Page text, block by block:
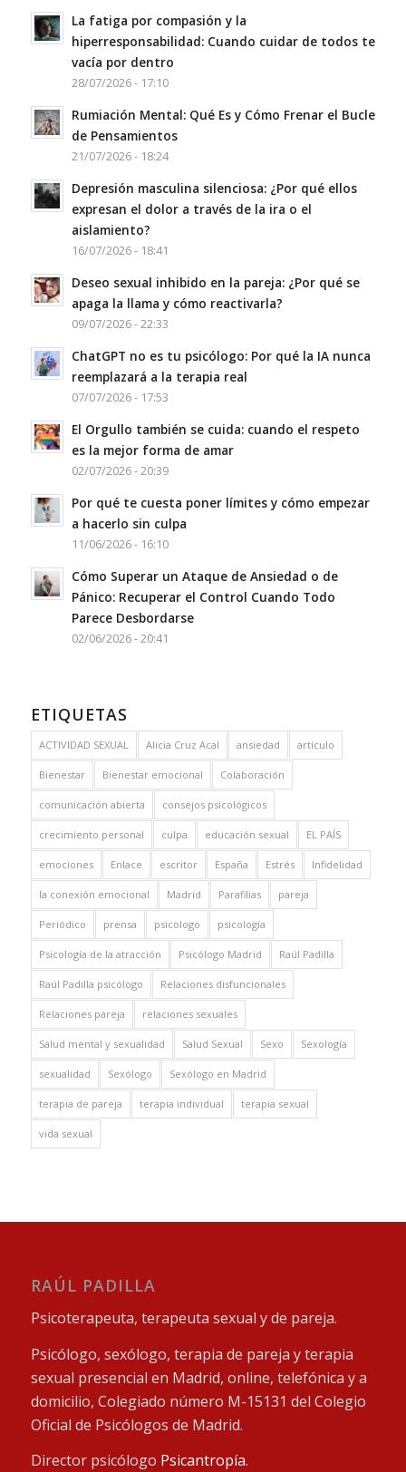
La fatiga por compasión y la
hiperresponsabilidad: Cuando cuidar de todos te
vacía por dentro
28/07/2026 - 17:10
Rumiación Mental: Qué Es y Cómo Frenar el Bucle
de Pensamientos
21/07/2026 - 18:24
Depresión masculina silenciosa: ¿Por qué ellos
expresan el dolor a través de la ira o el
aislamiento?
16/07/2026 - 18:41
Deseo sexual inhibido en la pareja: ¿Por qué se
apaga la llama y cómo reactivarla?
09/07/2026 - 22:33
ChatGPT no es tu psicólogo: Por qué la IA nunca
reemplazará a la terapia real
07/07/2026 - 17:53
El Orgullo también se cuida: cuando el respeto
es la mejor forma de amar
02/07/2026 - 20:39
Por qué te cuesta poner límites y cómo empezar
a hacerlo sin culpa
11/06/2026 - 16:10
Cómo Superar un Ataque de Ansiedad o de
Pánico: Recuperar el Control Cuando Todo
Parece Desbordarse
02/06/2026 - 20:41
ETIQUETAS
ACTIVIDAD SEXUAL Alicia Cruz Acal ansiedad artículo
Bienestar Bienestar emocional Colaboración
comunicación abierta consejos psicológicos
crecimiento personal culpa educación sexual EL PAÍS
emociones Enlace escritor España Estrés Infidelidad
la conexión emocional Madrid Parafilias pareja
Periódico prensa psicologo psicología
Psicología de la atracción Psicólogo Madrid Raúl Padilla
Raúl Padilla psicólogo Relaciones disfuncionales
Relaciones pareja relaciones sexuales
Salud mental y sexualidad Salud Sexual Sexo Sexología
sexualidad Sexólogo Sexólogo en Madrid
terapia de pareja terapia individual terapia sexual
vida sexual
RAÚL PADILLA
Psicoterapeuta, terapeuta sexual y de pareja.
Psicólogo, sexólogo, terapia de pareja y terapia
sexual presencial en Madrid, online, telefónica y a
domicilio, Colegiado número M-15131 del Colegio
Oficial de Psicólogos de Madrid.
Director psicólogo Psicantropía.